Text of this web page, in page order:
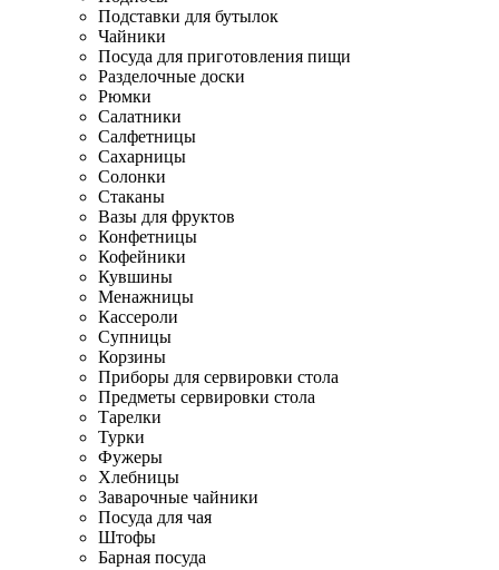
Подставки для бутылок
Чайники
Посуда для приготовления пищи
Разделочные доски
Рюмки
Салатники
Салфетницы
Сахарницы
Солонки
Стаканы
Вазы для фруктов
Конфетницы
Кофейники
Кувшины
Менажницы
Кассероли
Супницы
Корзины
Приборы для сервировки стола
Предметы сервировки стола
Тарелки
Турки
Фужеры
Хлебницы
Заварочные чайники
Посуда для чая
Штофы
Барная посуда